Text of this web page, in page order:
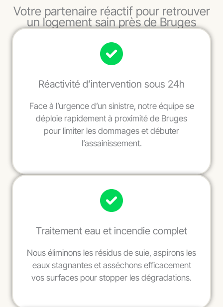
Votre partenaire réactif pour retrouver
un logement sain près de Bruges
Réactivité d’intervention sous 24h
Face à l’urgence d’un sinistre, notre équipe se
déploie rapidement à proximité de Bruges
pour limiter les dommages et débuter
l’assainissement.
Traitement eau et incendie complet
Nous éliminons les résidus de suie, aspirons les
eaux stagnantes et asséchons efficacement
vos surfaces pour stopper les dégradations.